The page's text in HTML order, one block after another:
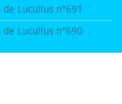
Lucullus n°691
de Lucullus n°690